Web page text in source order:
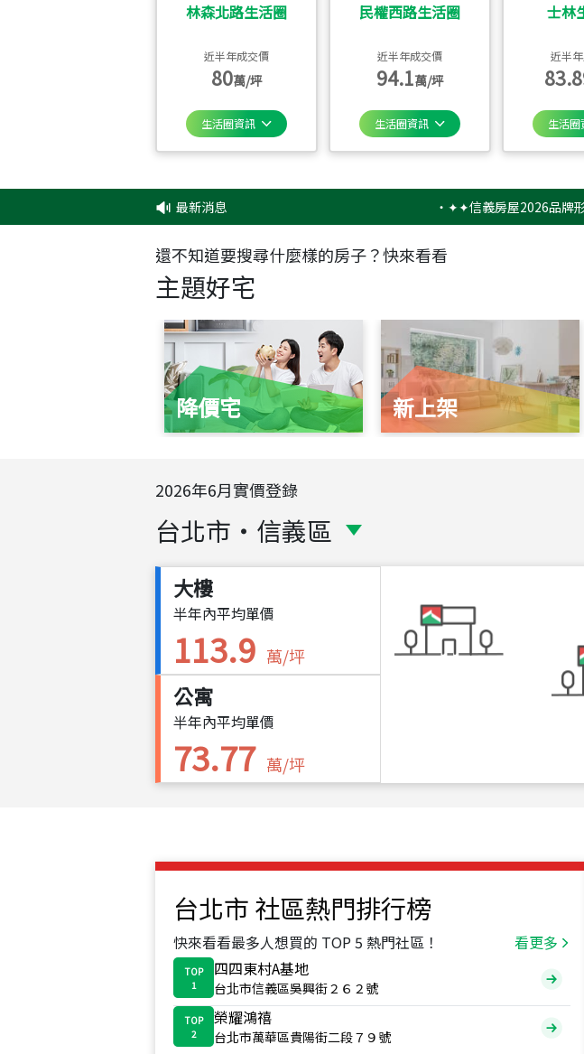
林森北路生活圈
近半年成交價
80萬/坪
生活圈資訊
民權西路生活圈
近半年成交價
94.1萬/坪
生活圈資訊
士林
近半
生活圈
最新消息 ✦✦信義房屋2026品牌形象影
還不知道要搜尋什麼樣的房子？快來看看
主題好宅
降價宅 新上架
2026年6月實價登錄
台北市 ・ 信義區
大樓
半年內平均單價
113.9 萬/坪
公寓
半年內平均單價
73.77 萬/坪
台北市 社區熱門排行榜
快來看看最多人想買的 TOP 5 熱門社區！ 看更多
TOP
1
四四東村A基地
台北市信義區吳興街２６２號
TOP
2
榮耀鴻禧
台北市萬華區貴陽街二段７９號